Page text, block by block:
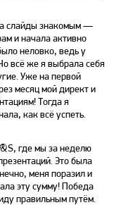
слайды знакомым —
и начала активно
неловко, ведь у
всё же я выбрала себя
Уже на первой
месяц мой директ и
Тогда я
как всё успеть.
где мы за неделю
Это была
меня поразил и
эту сумму! Победа
правильным путём.